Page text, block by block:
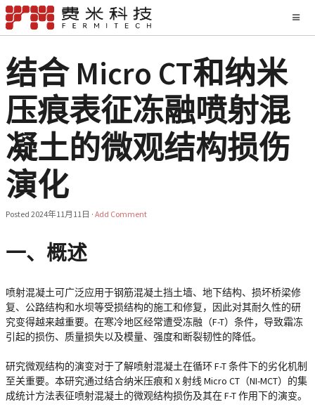
结合 Micro CT和纳米
压痕表征冻融喷射混
凝土的微观结构损伤
演化
Posted 2024年11月11日 · Add Comment
一、概述
喷射混凝土可广泛应用于钢筋混凝土挡土墙、地下结构、损坏桥梁修
复、公路结构和水坝等受损结构的施工和修复，因此对其耐久性的研
究变得越来越重要。在寒冷地区经常遭受冻融（F-T）条件，导致霜冻
引起的损伤、质量损失以及模量、强度和断裂韧性的降低。
研究微观结构的演变对于了解喷射混凝土在循环 F-T 条件下的劣化机制
至关重要。本研究通过结合纳米压痕和 X 射线 Micro CT（NI-MCT）的集
成统计方法表征喷射混凝土的微观结构损伤及其在 F-T 作用下的演变。